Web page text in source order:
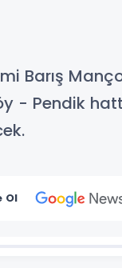
Barış
- Pendik
Ol